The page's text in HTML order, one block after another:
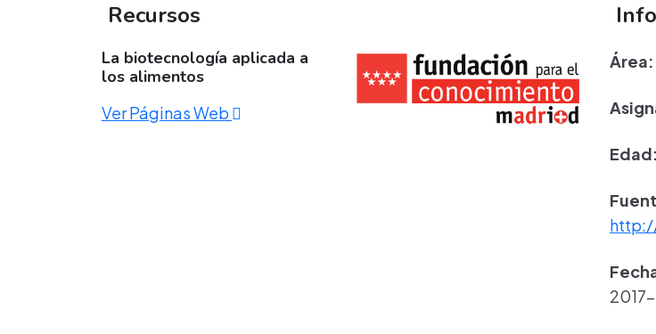
Recursos
La biotecnología aplicada a
los alimentos
Ver Páginas Web
Área:
Edad: